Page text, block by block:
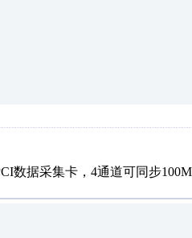
数据采集卡，4通道可同步